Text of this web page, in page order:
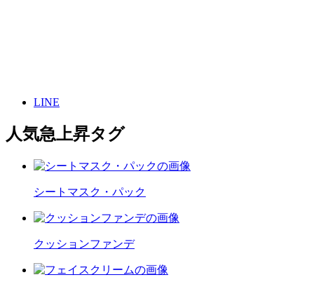
LINE
人気急上昇タグ
シートマスク・パック
クッションファンデ